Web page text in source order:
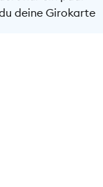
deine Girokarte